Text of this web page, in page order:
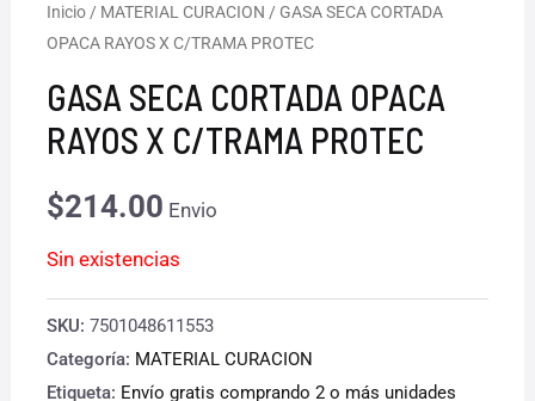
Inicio / MATERIAL CURACION / GASA SECA CORTADA
OPACA RAYOS X C/TRAMA PROTEC
GASA SECA CORTADA OPACA
RAYOS X C/TRAMA PROTEC
$214.00 Envio
Sin existencias
SKU:7501048611553
Categoría: MATERIAL CURACION
Etiqueta: Envío gratis comprando 2 o más unidades